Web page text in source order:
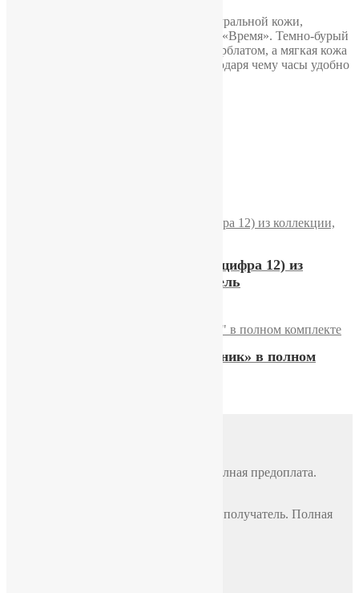
Часы комплектуются ремешком из натуральной кожи,
изготовленным вручную в мастерской «Время». Темно-бурый
оттенок гармонично сочетается с циферблатом, а мягкая кожа
комфортно прилегает к запястью, благодаря чему часы удобно
Часы Ракета 2609 (красная цифра 12) из
коллекции, экспортная модель
Часы «Ракета-Восьмиугольник» в полном
По всей России, стоимость 500 руб. Полная предоплата.
По всей России, стоимость оплачивает получатель. Полная